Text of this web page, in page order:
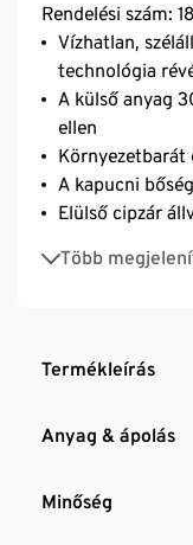
Rendelési szám:
Vízhatlan,
technológia
A külső anyag
ellen
Környezetbarát
A kapucni
Elülső cipzár
Több
2 oldalsó zseb
Tépőzáras
Termékleírás
Anyag & ápolás
Minőség